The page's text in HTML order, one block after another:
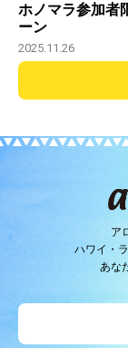
ホノマラ参加者
ーン
2025.11.26
ア
ハワイ・
あな